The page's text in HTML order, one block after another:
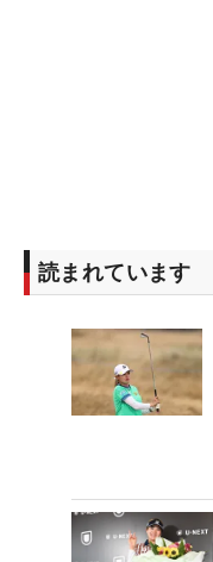
読まれています